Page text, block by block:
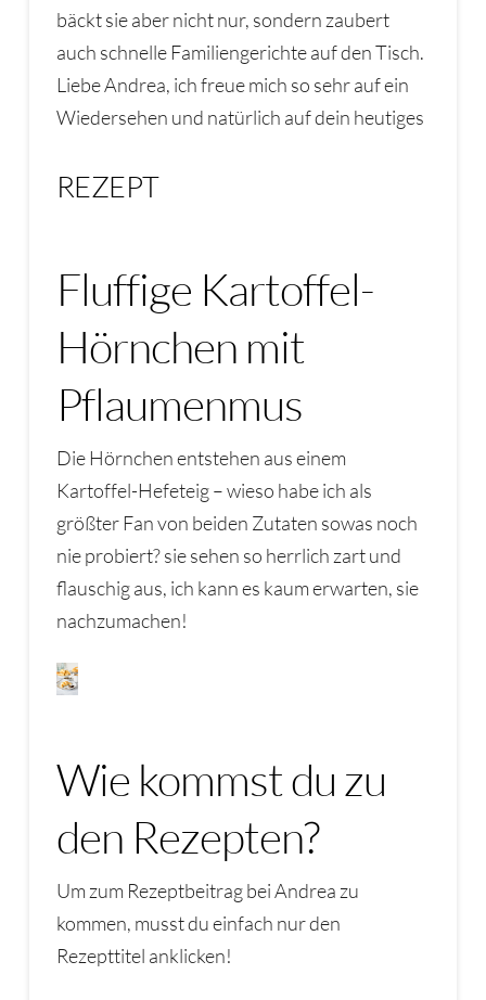
bäckt sie aber nicht nur, sondern zaubert
auch schnelle Familiengerichte auf den Tisch.
Liebe Andrea, ich freue mich so sehr auf ein
Wiedersehen und natürlich auf dein heutiges
REZEPT
Fluffige Kartoffel-
Hörnchen mit
Pflaumenmus
Die Hörnchen entstehen aus einem
Kartoffel-Hefeteig – wieso habe ich als
größter Fan von beiden Zutaten sowas noch
nie probiert? sie sehen so herrlich zart und
flauschig aus, ich kann es kaum erwarten, sie
nachzumachen!
Wie kommst du zu
den Rezepten?
Um zum Rezeptbeitrag bei Andrea zu
kommen, musst du einfach nur den
Rezepttitel anklicken!